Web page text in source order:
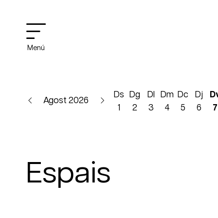
Menú
Agost 2026
Ds
1
Dg
2
Dl
3
Dm
4
Dc
5
Dj
6
7
Espais